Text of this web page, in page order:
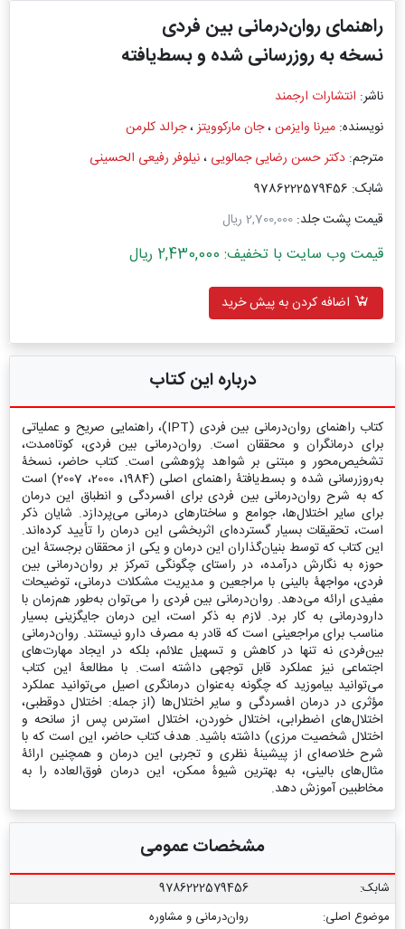
راهنمای روان‌درمانی بین ‌فردی
نسخه به روزرسانی ‌شده و بسط‌یافته
ناشر: انتشارات ارجمند
نویسنده: میرنا وایزمن،جان مارکوویتز،جرالد کلرمن
مترجم: دکتر حسن رضایی جمالویی ،نیلوفر رفیعی الحسینی
شابک: 9786222579456
قیمت پشت جلد: 2,700,000 ریال
قیمت وب سایت با تخفیف: 2,430,000 ریال
اضافه کردن به پیش خرید
درباره این کتاب
کتاب راهنمای روان‌درمانی بین ‌فردی (IPT)، راهنمایی صریح و عملیاتی
برای درمانگران و محققان است. روان‌درمانی بین ‌فردی، کوتاه‌مدت،
تشخیص‌محور و مبتنی بر شواهد پژوهشی است. کتاب حاضر، نسخۀ
به‌روزرسانی ‌شده و بسط‌یافتۀ راهنمای اصلی (1984، 2000، 2007) است
که به شرح روان‌درمانی بین‌ فردی برای افسردگی و انطباق‌ این درمان
برای سایر اختلال‌ها، جوامع و ساختارهای درمانی می‌پردازد. شایان ذکر
است، تحقیقات بسیار گسترده‌ای اثربخشی این درمان را تأیید کرده‌اند.
این کتاب که توسط بنیان‌گذاران این درمان و یکی از محققان برجستۀ این
حوزه به نگارش درآمده، در راستای چگونگی تمرکز بر روان‌درمانی بین
‌فردی، مواجهۀ بالینی با مراجعین و مدیریت مشکلات درمانی، توضیحات
مفیدی ارائه می‌دهد. روان‌درمانی بین ‌فردی را می‌توان به‌طور هم‌زمان با
دارودرمانی به کار برد. لازم به ذکر است، این درمان جایگزینی بسیار
مناسب برای مراجعینی است که قادر به مصرف دارو نیستند. روان‌درمانی
بین‌فردی نه ‌تنها در کاهش و تسهیل علائم، بلکه در ایجاد مهارت‌های
اجتماعی نیز عملکرد قابل توجهی داشته است. با مطالعۀ این کتاب
می‌توانید بیاموزید که چگونه به‌عنوان درمانگری اصیل می‌توانید عملکرد
مؤثری در درمان افسردگی و سایر اختلال‌ها (از جمله: اختلال دوقطبی،
اختلال‌های اضطرابی، اختلال خوردن، اختلال استرس پس از سانحه و
اختلال شخصیت مرزی) داشته باشید. هدف کتاب حاضر، این است که با
شرح خلاصه‌ای از پیشینۀ نظری و تجربی این درمان و همچنین ارائۀ
مثال‌های بالینی، به بهترین شیوۀ ممکن، این درمان فوق‌العاده را به
مخاطبین آموزش دهد.
مشخصات عمومی
شابک:
9786222579456
موضوع اصلی:
روان‌درمانی و مشاوره